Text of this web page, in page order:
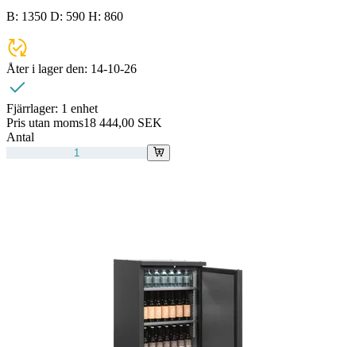
B: 1350 D: 590 H: 860
Åter i lager den: 14-10-26
Fjärrlager: 1 enhet
Pris utan moms18 444,00 SEK
Antal